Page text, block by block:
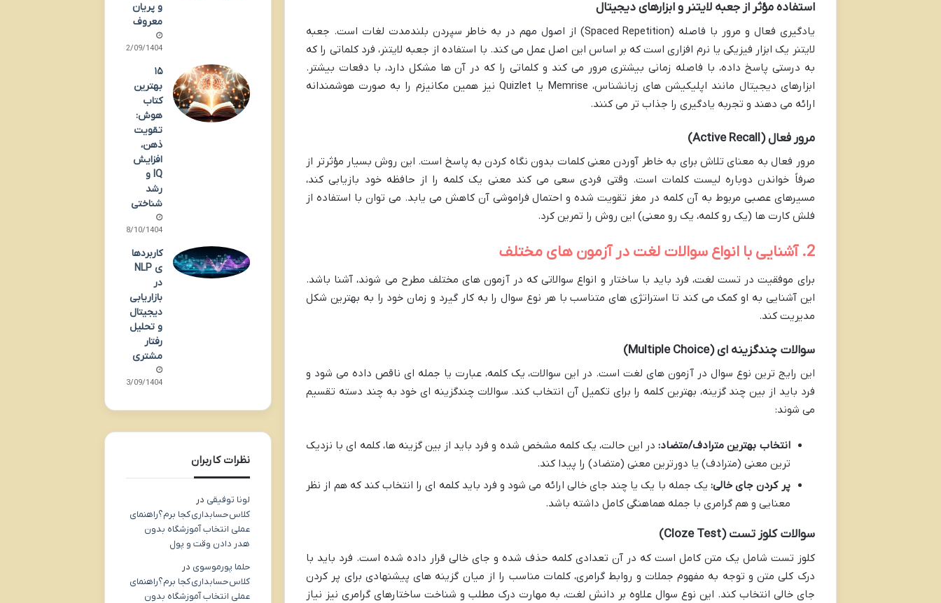
استفاده مؤثر از جعبه لایتنر و ابزارهای دیجیتال
یادگیری فعال و مرور با فاصله (Spaced Repetition) از اصول مهم در به خاطر سپردن بلندمدت لغات است. جعبه
لایتنر یک ابزار فیزیکی یا نرم افزاری است که بر اساس این اصل عمل می کند. با استفاده از جعبه لایتنر، فرد کلماتی را که
به درستی پاسخ داده، با فاصله زمانی بیشتری مرور می کند و کلماتی را که در آن ها مشکل دارد، با دفعات بیشتر.
ابزارهای دیجیتال مانند اپلیکیشن های زبانشناس، Memrise یا Quizlet نیز همین مکانیزم را به صورت هوشمندانه
ارائه می دهند و تجربه یادگیری را جذاب تر می کنند.
مرور فعال (Active Recall)
مرور فعال به معنای تلاش برای به خاطر آوردن معنی کلمات بدون نگاه کردن به پاسخ است. این روش بسیار مؤثرتر از
صرفاً خواندن دوباره لیست کلمات است. وقتی فردی سعی می کند معنی یک کلمه را از حافظه خود بازیابی کند،
مسیرهای عصبی مربوط به آن کلمه در مغز تقویت شده و احتمال فراموشی آن کاهش می یابد. می توان با استفاده از
فلش کارت ها (یک رو کلمه، یک رو معنی) این روش را تمرین کرد.
2. آشنایی با انواع سوالات لغت در آزمون های مختلف
برای موفقیت در تست لغت، فرد باید با ساختار و انواع سوالاتی که در آزمون های مختلف مطرح می شوند، آشنا باشد.
این آشنایی به او کمک می کند تا استراتژی های متناسب با هر نوع سوال را به کار گیرد و زمان خود را به بهترین شکل
مدیریت کند.
سوالات چندگزینه ای (Multiple Choice)
این رایج ترین نوع سوال در آزمون های لغت است. در این سوالات، یک کلمه، عبارت یا جمله ای ناقص داده می شود و
فرد باید از بین چند گزینه، بهترین کلمه را برای تکمیل آن انتخاب کند. سوالات چندگزینه ای خود به چند دسته تقسیم
می شوند:
انتخاب بهترین مترادف/متضاد:در این حالت، یک کلمه مشخص شده و فرد باید از بین گزینه ها، کلمه ای با نزدیک
ترین معنی (مترادف) یا دورترین معنی (متضاد) را پیدا کند.
پر کردن جای خالی:یک جمله با یک یا چند جای خالی ارائه می شود و فرد باید کلمه ای را انتخاب کند که هم از نظر
معنایی و هم گرامری با جمله هماهنگی کامل داشته باشد.
سوالات کلوز تست (Cloze Test)
کلوز تست شامل یک متن کامل است که در آن تعدادی کلمه حذف شده و جای خالی قرار داده شده است. فرد باید با
درک کلی متن و توجه به مفهوم جملات و روابط گرامری، کلمات مناسب را از میان گزینه های پیشنهادی برای پر کردن
جای خالی انتخاب کند. این نوع سوال علاوه بر دانش لغت، به مهارت درک مطلب و شناخت ساختارهای گرامری نیز نیاز
و پریان
معروف
22/09/1404
۱۵
بهترین
کتاب
هوش:
تقویت
ذهن،
افزایش
IQ و
رشد
شناختی
08/10/1404
کاربردها
ی NLP
در
بازاریابی
دیجیتال
و تحلیل
رفتار
مشتری
13/09/1404
نظرات کاربران
لونا توفیقی در
کلاس حسابداری کجا برم؟راهنمای
عملی انتخاب آموزشگاه بدون
هدر دادن وقت و پول
حلما پورموسوی در
کلاس حسابداری کجا برم؟راهنمای
عملی انتخاب آموزشگاه بدون